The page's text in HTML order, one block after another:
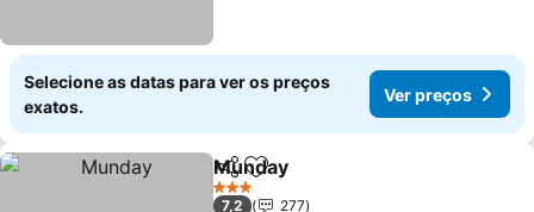
Selecione as datas para ver os preços
exatos.
Ver preços
PartilharAdicionar aos favoritos
Munday
3 Estrelas
7,2
277